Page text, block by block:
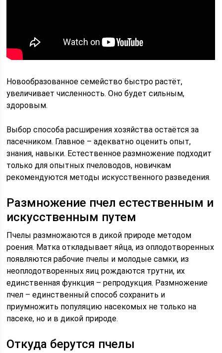
Новообразованное семейство быстро растёт,
увеличивает численность. Оно будет сильным,
здоровым.
Выбор способа расширения хозяйства остаётся за
пасечником. Главное – адекватно оценить опыт,
знания, навыки. Естественное размножение подходит
только для опытных пчеловодов, новичкам
рекомендуются методы искусственного разведения.
Размножение пчел естественным и
искусственным путем
Пчелы размножаются в дикой природе методом
роения. Матка откладывает яйца, из оплодотворенных
появляются рабочие пчелы и молодые самки, из
неоплодотворенных яиц рождаются трутни, их
единственная функция – репродукция. Размножение
пчел – единственный способ сохранить и
приумножить популяцию насекомых не только на
пасеке, но и в дикой природе.
Откуда берутся пчелы